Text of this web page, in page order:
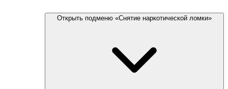
Открыть подменю «Снятие наркотической ломки»